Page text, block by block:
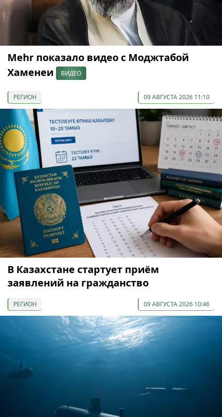
Mehr показало видео с Моджтабой
Хаменеи
ВИДЕО
РЕГИОН 09 АВГУСТА 2026 11:10
В Казахстане стартует приём
заявлений на гражданство
РЕГИОН 09 АВГУСТА 2026 10:46